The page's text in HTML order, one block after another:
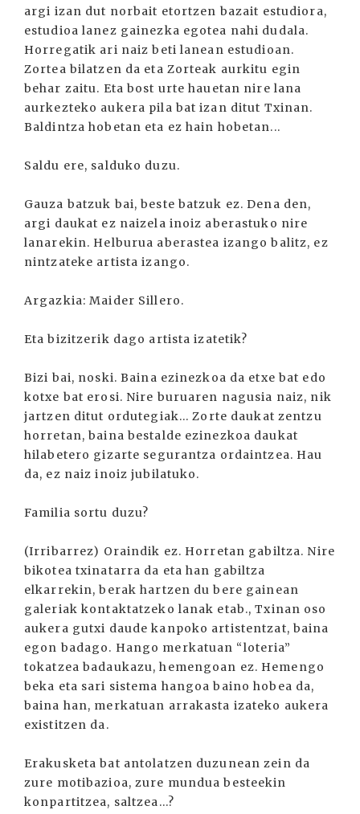
argi izan dut norbait etortzen bazait estudiora,
estudioa lanez gainezka egotea nahi dudala.
Horregatik ari naiz beti lanean estudioan.
Zortea bilatzen da eta Zorteak aurkitu egin
behar zaitu. Eta bost urte hauetan nire lana
aurkezteko aukera pila bat izan ditut Txinan.
Baldintza hobetan eta ez hain hobetan...
Saldu ere, salduko duzu.
Gauza batzuk bai, beste batzuk ez. Dena den,
argi daukat ez naizela inoiz aberastuko nire
lanarekin. Helburua aberastea izango balitz, ez
nintzateke artista izango.
Argazkia: Maider Sillero.
Eta bizitzerik dago artista izatetik?
Bizi bai, noski. Baina ezinezkoa da etxe bat edo
kotxe bat erosi. Nire buruaren nagusia naiz, nik
jartzen ditut ordutegiak... Zorte daukat zentzu
horretan, baina bestalde ezinezkoa daukat
hilabetero gizarte segurantza ordaintzea. Hau
da, ez naiz inoiz jubilatuko.
Familia sortu duzu?
(Irribarrez) Oraindik ez. Horretan gabiltza. Nire
bikotea txinatarra da eta han gabiltza
elkarrekin, berak hartzen du bere gainean
galeriak kontaktatzeko lanak etab., Txinan oso
aukera gutxi daude kanpoko artistentzat, baina
egon badago. Hango merkatuan “loteria”
tokatzea badaukazu, hemengoan ez. Hemengo
beka eta sari sistema hangoa baino hobea da,
baina han, merkatuan arrakasta izateko aukera
existitzen da.
Erakusketa bat antolatzen duzunean zein da
zure motibazioa, zure mundua besteekin
konpartitzea, saltzea...?